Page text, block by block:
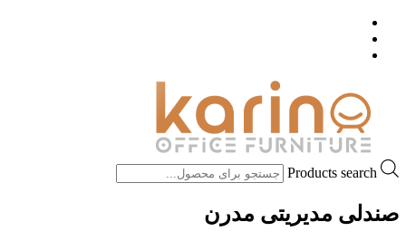
Products search
صندلی مدیریتی مدرن